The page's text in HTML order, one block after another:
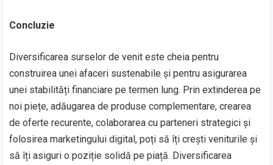
Concluzie
Diversificarea surselor de venit este cheia pentru
construirea unei afaceri sustenabile și pentru asigurarea
unei stabilități financiare pe termen lung. Prin extinderea pe
noi piețe, adăugarea de produse complementare, crearea
de oferte recurente, colaborarea cu parteneri strategici și
folosirea marketingului digital, poți să îți crești veniturile și
să îți asiguri o poziție solidă pe piață. Diversificarea